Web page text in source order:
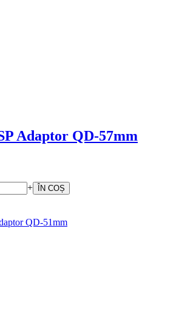
Adaptor QD-57mm
+